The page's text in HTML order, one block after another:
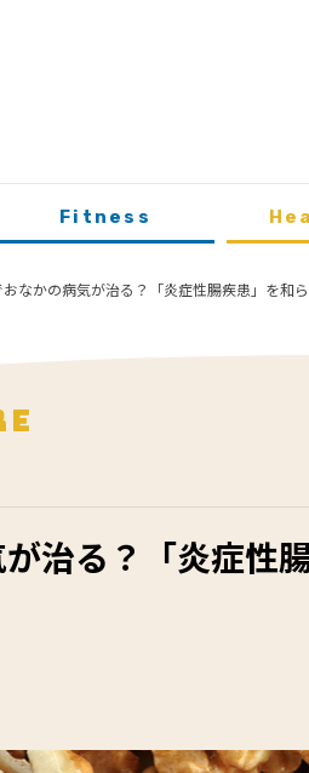
Fitness
おなかの病気が治る？「炎症性腸疾患」を和
治る？「炎症性